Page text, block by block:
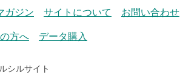
ガジン サイトについて お問い合わせ
方へ データ購入
シルサイト